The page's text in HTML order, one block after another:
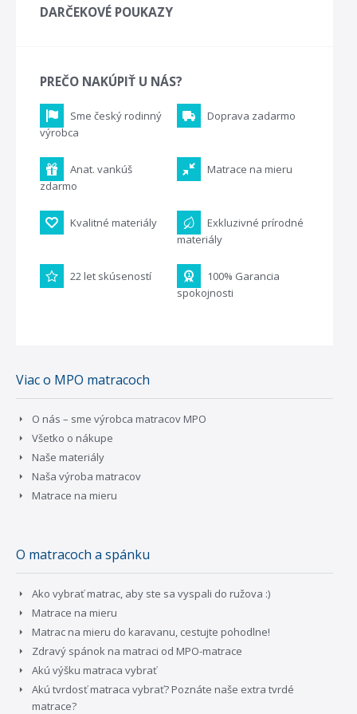
DARČEKOVÉ POUKAZY
PREČO NAKÚPIŤ U NÁS?
Sme český rodinný
výrobca
Doprava zadarmo
Anat. vankúš
zdarmo
Matrace na mieru
Kvalitné materiály
Exkluzivné prírodné
materiály
22 let skúseností
100% Garancia
spokojnosti
Viac o MPO matracoch
O nás – sme výrobca matracov MPO
Všetko o nákupe
Naše materiály
Naša výroba matracov
Matrace na mieru
O matracoch a spánku
Ako vybrať matrac, aby ste sa vyspali do ružova :)
Matrace na mieru
Matrac na mieru do karavanu, cestujte pohodlne!
Zdravý spánok na matraci od MPO-matrace
Akú výšku matraca vybrať
Akú tvrdosť matraca vybrať? Poznáte naše extra tvrdé
matrace?